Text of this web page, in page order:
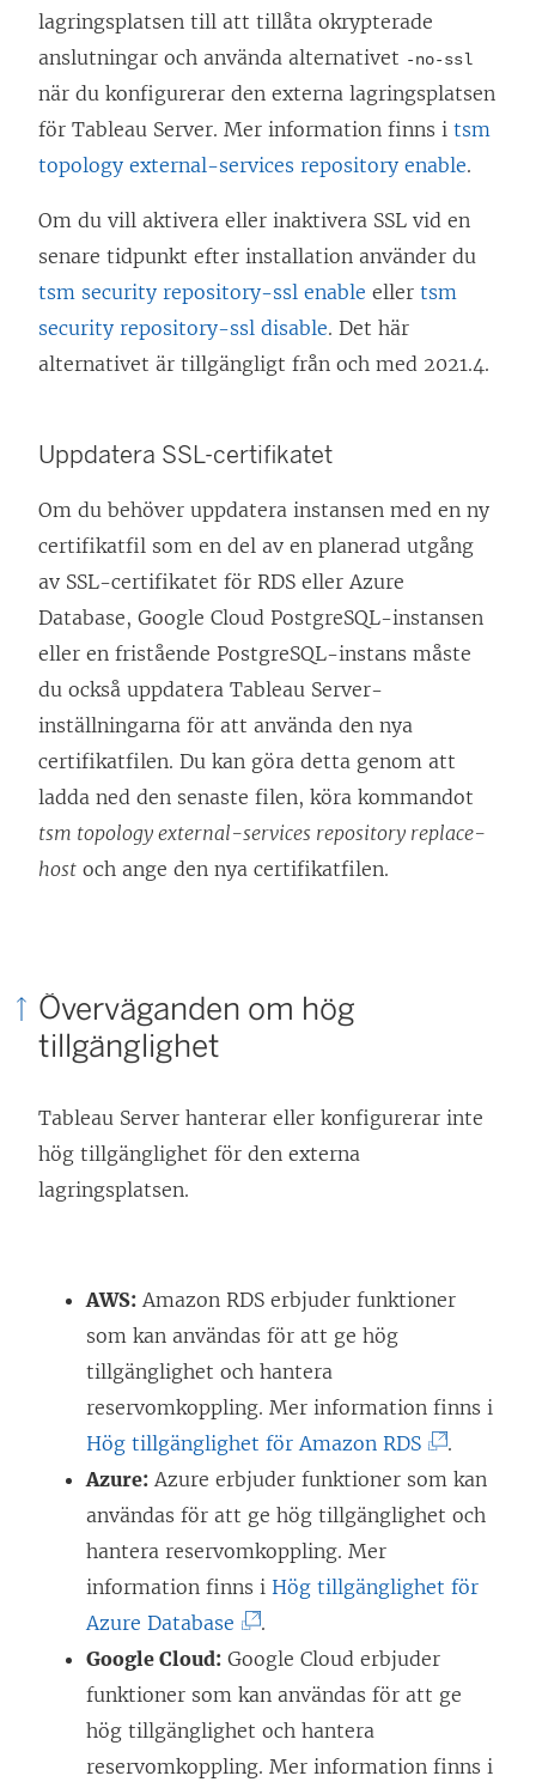
lagringsplatsen till att tillåta okrypterade
anslutningar och använda alternativet -no-ssl
när du konfigurerar den externa lagringsplatsen
för Tableau Server. Mer information finns i tsm
topology external-services repository enable.
Om du vill aktivera eller inaktivera SSL vid en
senare tidpunkt efter installation använder du
tsm security repository-ssl enable eller tsm
security repository-ssl disable. Det här
alternativet är tillgängligt från och med 2021.4.
Uppdatera SSL-certifikatet
Om du behöver uppdatera instansen med en ny
certifikatfil som en del av en planerad utgång
av SSL-certifikatet för RDS eller Azure
Database, Google Cloud PostgreSQL-instansen
eller en fristående PostgreSQL-instans måste
du också uppdatera Tableau Server-
inställningarna för att använda den nya
certifikatfilen. Du kan göra detta genom att
ladda ned den senaste filen, köra kommandot
tsm topology external-services repository replace-
host och ange den nya certifikatfilen.
Överväganden om hög
tillgänglighet
Tableau Server hanterar eller konfigurerar inte
hög tillgänglighet för den externa
lagringsplatsen.
AWS: Amazon RDS erbjuder funktioner
som kan användas för att ge hög
tillgänglighet och hantera
reservomkoppling. Mer information finns i
Hög tillgänglighet för Amazon RDS(
L
ä
k
n
ö
p
.
Azure: Azure erbjuder funktioner som kan
användas för att ge hög tillgänglighet och
hantera reservomkoppling. Mer
information finns i Hög tillgänglighet för
Azure Database
L
ä
n
k
.
Google Cloud: Google Cloud erbjuder
funktioner som kan användas för att ge
hög tillgänglighet och hantera
reservomkoppling. Mer information finns i